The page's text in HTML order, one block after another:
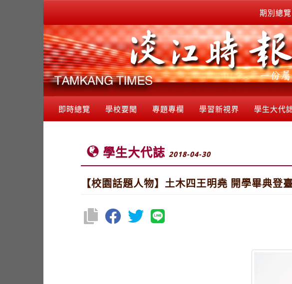
期別總覽
即時總覽 學校要聞 專題專欄 學習新視界 學生大代
學生大代誌 2018-04-30
【校園話題人物】土木四王明堯 開學畢典登